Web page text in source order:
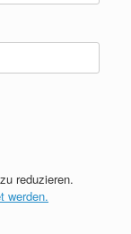
reduzieren.
werden.